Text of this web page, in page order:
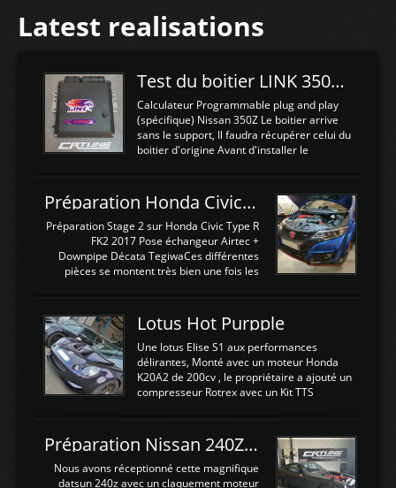
Latest realisations
Test du boitier LINK 350Z Plugin ECU
Calculateur Programmable plug and play
(spécifique) Nissan 350Z Le boitier arrive
sans le support, Il faudra récupérer celui du
boitier d'origine Avant d'installer le
d'envoyer l'information de la large bande
dans le boitier. sydney sweeney deepfake
La sortie 0-5V de l'afr sera connectée sur
l'entrée AN Volt 8 et GndAN pour
Analogique, et Volt car l'information est une
tension (Pas une résistance variable d'un
est temps de brancher le ...
Préparation Honda Civic Type R FK2
Préparation Stage 2 sur Honda Civic Type R
FK2 2017 Pose échangeur Airtec +
Downpipe Décata TegiwaCes différentes
pièces se montent très bien une fois les
légere découpe du plastique inferieur,
negénant en rien la structure ou le
fonctionnement du fond plat. Une
reprogrammation Stage 2 est faite sur le
calculateur d'origine. Une alternative
économique au passage sur Hondata
d'origine 310cv et 400Nn , Une fois
reprogrammé et les ...
Lotus Hot Purpple
Une lotus Elise S1 aux performances
délirantes, Monté avec un moteur Honda
K20A2 de 200cv , le propriétaire a ajouté un
compresseur Rotrex avec un Kit TTS
d'augmenter la puissance de son moteur:
un watercooler a été ajouté. 300Cv sans
échangeurLa lotus équipée d'un Hondata
Kpro et d'une large bande pour le réglage
Préparation Nissan 240Z SR20DET
Nous avons réceptionné cette magnifique
datsun 240z avec un claquement moteur